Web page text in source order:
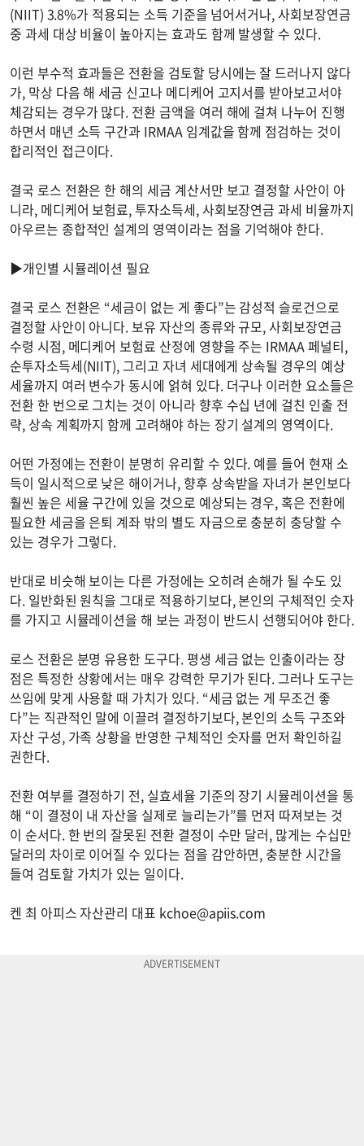
(NIIT) 3.8%가 적용되는 소득 기준을 넘어서거나, 사회보장연금
중 과세 대상 비율이 높아지는 효과도 함께 발생할 수 있다.
이런 부수적 효과들은 전환을 검토할 당시에는 잘 드러나지 않다
가, 막상 다음 해 세금 신고나 메디케어 고지서를 받아보고서야
체감되는 경우가 많다. 전환 금액을 여러 해에 걸쳐 나누어 진행
하면서 매년 소득 구간과 IRMAA 임계값을 함께 점검하는 것이
합리적인 접근이다.
결국 로스 전환은 한 해의 세금 계산서만 보고 결정할 사안이 아
니라, 메디케어 보험료, 투자소득세, 사회보장연금 과세 비율까지
아우르는 종합적인 설계의 영역이라는 점을 기억해야 한다.
▶개인별 시뮬레이션 필요
결국 로스 전환은 “세금이 없는 게 좋다”는 감성적 슬로건으로
결정할 사안이 아니다. 보유 자산의 종류와 규모, 사회보장연금
수령 시점, 메디케어 보험료 산정에 영향을 주는 IRMAA 페널티,
순투자소득세(NIIT), 그리고 자녀 세대에게 상속될 경우의 예상
세율까지 여러 변수가 동시에 얽혀 있다. 더구나 이러한 요소들은
전환 한 번으로 그치는 것이 아니라 향후 수십 년에 걸친 인출 전
략, 상속 계획까지 함께 고려해야 하는 장기 설계의 영역이다.
어떤 가정에는 전환이 분명히 유리할 수 있다. 예를 들어 현재 소
득이 일시적으로 낮은 해이거나, 향후 상속받을 자녀가 본인보다
훨씬 높은 세율 구간에 있을 것으로 예상되는 경우, 혹은 전환에
필요한 세금을 은퇴 계좌 밖의 별도 자금으로 충분히 충당할 수
있는 경우가 그렇다.
반대로 비슷해 보이는 다른 가정에는 오히려 손해가 될 수도 있
다. 일반화된 원칙을 그대로 적용하기보다, 본인의 구체적인 숫자
를 가지고 시뮬레이션을 해 보는 과정이 반드시 선행되어야 한다.
로스 전환은 분명 유용한 도구다. 평생 세금 없는 인출이라는 장
점은 특정한 상황에서는 매우 강력한 무기가 된다. 그러나 도구는
쓰임에 맞게 사용할 때 가치가 있다. “세금 없는 게 무조건 좋
다”는 직관적인 말에 이끌려 결정하기보다, 본인의 소득 구조와
자산 구성, 가족 상황을 반영한 구체적인 숫자를 먼저 확인하길
권한다.
전환 여부를 결정하기 전, 실효세율 기준의 장기 시뮬레이션을 통
해 “이 결정이 내 자산을 실제로 늘리는가”를 먼저 따져보는 것
이 순서다. 한 번의 잘못된 전환 결정이 수만 달러, 많게는 수십만
달러의 차이로 이어질 수 있다는 점을 감안하면, 충분한 시간을
들여 검토할 가치가 있는 일이다.
켄 최 아피스 자산관리 대표 kchoe@apiis.com